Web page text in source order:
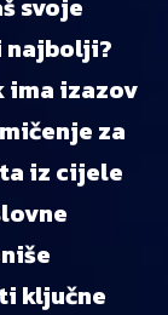
svoje
najbolji?
ima izazov
za
iz cijele
ključne